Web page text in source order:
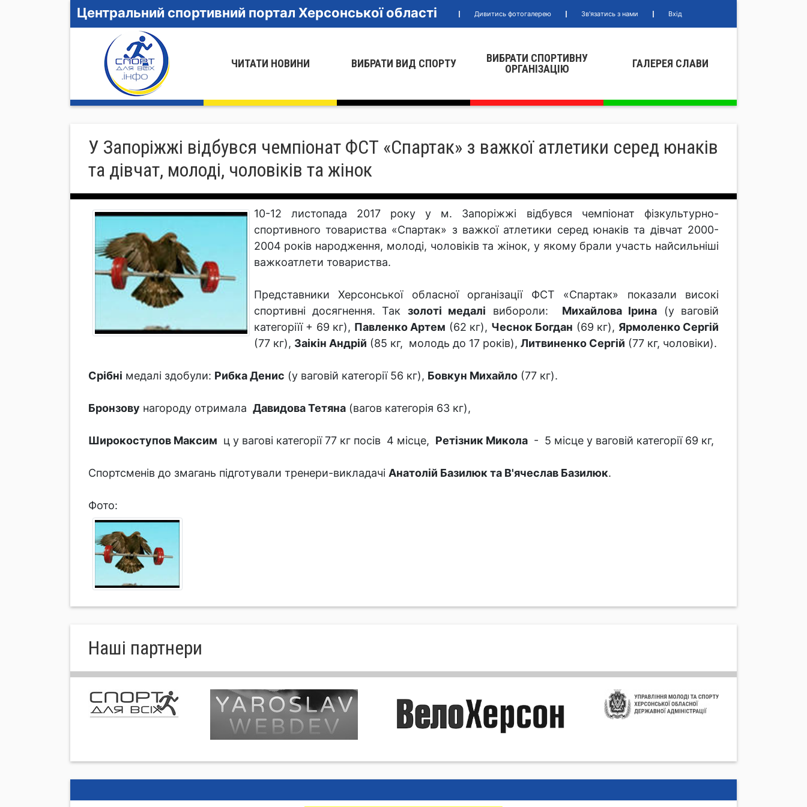
Центральний спортивний портал Херсонської області Дивитись фотогалерею Зв'язатись з нами Вхід
ЧИТАТИ НОВИНИ ВИБРАТИ ВИД СПОРТУ
ВИБРАТИ СПОРТИВНУ
ОРГАНIЗАЦIЮ
ГАЛЕРЕЯ СЛАВИ
У Запоріжжі відбувся чемпіонат ФСТ «Спартак» з важкої атлетики серед юнаків
та дівчат, молоді, чоловіків та жінок
10-12 листопада 2017 року у м. Запоріжжі відбувся чемпіонат фізкультурно-
спортивного товариства «Спартак» з важкої атлетики серед юнаків та дівчат 2000-
2004 років народження, молоді, чоловіків та жінок, у якому брали участь найсильніші
важкоатлети товариства.
Представники Херсонської обласної організації ФСТ «Спартак» показали високі
спортивні досягнення. Так золоті медалі вибороли: Михайлова Ірина (у ваговій
категоріїї + 69 кг), Павленко Артем (62 кг), Чеснок Богдан (69 кг), Ярмоленко Сергій
(77 кг), Заікін Андрій (85 кг, молодь до 17 років), Литвиненко Сергій (77 кг, чоловіки).
Срібні медалі здобули: Рибка Денис (у ваговій категорії 56 кг), Бовкун Михайло (77 кг).
Бронзову нагороду отримала Давидова Тетяна (вагов категорія 63 кг),
Широкоступов Максим ц у вагові категорії 77 кг посів 4 місце, Ретізник Микола - 5 місце у ваговій категорії 69 кг,
Спортсменів до змагань підготували тренери-викладачі Анатолій Базилюк та В'ячеслав Базилюк.
Фото:
Нашi партнери